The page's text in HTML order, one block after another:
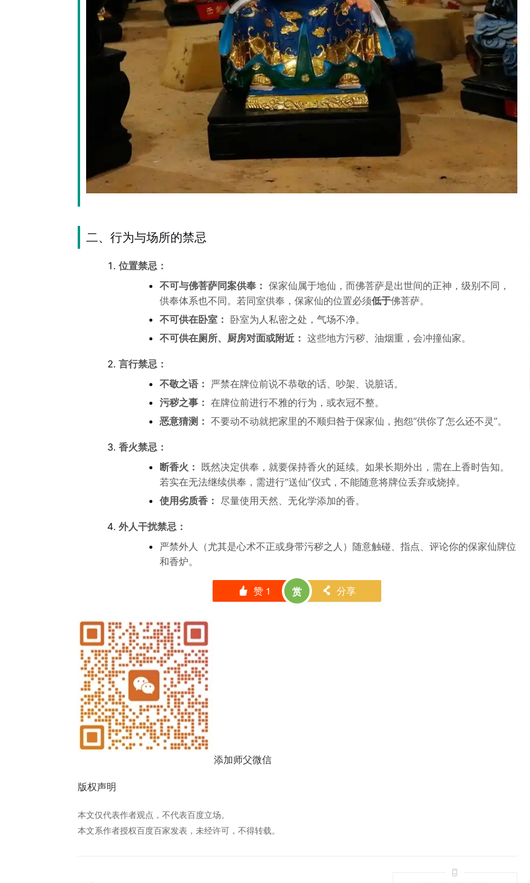
二、行为与场所的禁忌
位置禁忌：
不可与佛菩萨同案供奉： 保家仙属于地仙，而佛菩萨是出世间的正神，级别不同，
供奉体系也不同。若同室供奉，保家仙的位置必须低于佛菩萨。
不可供在卧室： 卧室为人私密之处，气场不净。
不可供在厕所、厨房对面或附近： 这些地方污秽、油烟重，会冲撞仙家。
言行禁忌：
不敬之语： 严禁在牌位前说不恭敬的话、吵架、说脏话。
污秽之事： 在牌位前进行不雅的行为，或衣冠不整。
恶意猜测： 不要动不动就把家里的不顺归咎于保家仙，抱怨“供你了怎么还不灵”。
香火禁忌：
断香火： 既然决定供奉，就要保持香火的延续。如果长期外出，需在上香时告知。
若实在无法继续供奉，需进行“送仙”仪式，不能随意将牌位丢弃或烧掉。
使用劣质香： 尽量使用天然、无化学添加的香。
外人干扰禁忌：
严禁外人（尤其是心术不正或身带污秽之人）随意触碰、指点、评论你的保家仙牌位
和香炉。
󰄼 赞 1 赏 󰄯 分享
添加师父微信
版权声明
本文仅代表作者观点，不代表百度立场。
本文系作者授权百度百家发表，未经许可，不得转载。